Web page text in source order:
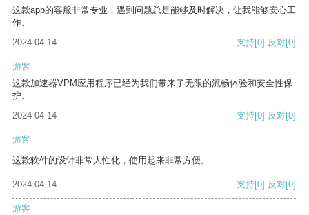
这款app的客服非常专业，遇到问题总是能够及时解决，让我能够安心工
作。
2024-04-14
支持[0] 反对[0]
游客
这款加速器VPM应用程序已经为我们带来了无限的流畅体验和安全性保
护。
2024-04-14
支持[0] 反对[0]
游客
这款软件的设计非常人性化，使用起来非常方便。
2024-04-14 支持[0] 反对[0]
游客